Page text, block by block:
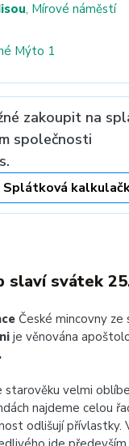
, Mírové náměstí
Mýto 1
zakoupit na
společnosti
Splátková
slaví svátek
České mincovny ze
je věnována
starověku velmi
najdeme celou
odlišují přívlastky.